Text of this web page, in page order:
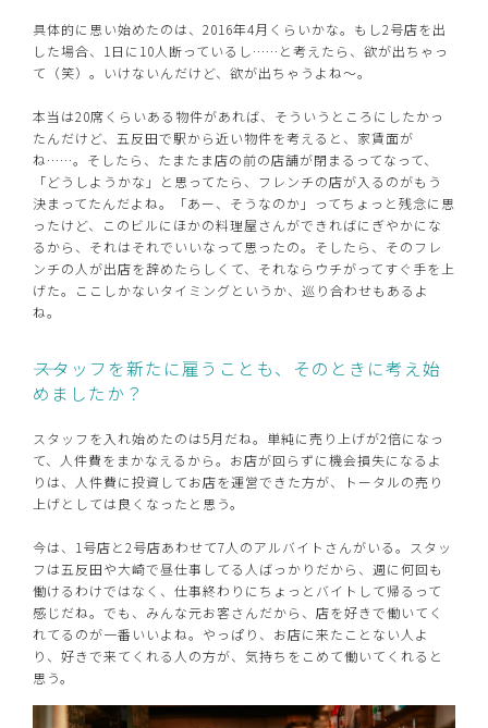
具体的に思い始めたのは、2016年4月くらいかな。もし2号店を出
した場合、1日に10人断っているし……と考えたら、欲が出ちゃっ
て（笑）。いけないんだけど、欲が出ちゃうよね～。
本当は20席くらいある物件があれば、そういうところにしたかっ
たんだけど、五反田で駅から近い物件を考えると、家賃面が
ね……。そしたら、たまたま店の前の店舗が閉まるってなって、
「どうしようかな」と思ってたら、フレンチの店が入るのがもう
決まってたんだよね。「あー、そうなのか」ってちょっと残念に思
ったけど、このビルにほかの料理屋さんができればにぎやかにな
るから、それはそれでいいなって思ったの。そしたら、そのフレ
ンチの人が出店を辞めたらしくて、それならウチがってすぐ手を上
げた。ここしかないタイミングというか、巡り合わせもあるよ
ね。
――スタッフを新たに雇うことも、そのときに考え始
めましたか？
スタッフを入れ始めたのは5月だね。単純に売り上げが2倍になっ
て、人件費をまかなえるから。お店が回らずに機会損失になるよ
りは、人件費に投資してお店を運営できた方が、トータルの売り
上げとしては良くなったと思う。
今は、1号店と2号店あわせて7人のアルバイトさんがいる。スタッ
フは五反田や大崎で昼仕事してる人ばっかりだから、週に何回も
働けるわけではなく、仕事終わりにちょっとバイトして帰るって
感じだね。でも、みんな元お客さんだから、店を好きで働いてく
れてるのが一番いいよね。やっぱり、お店に来たことない人よ
り、好きで来てくれる人の方が、気持ちをこめて働いてくれると
思う。